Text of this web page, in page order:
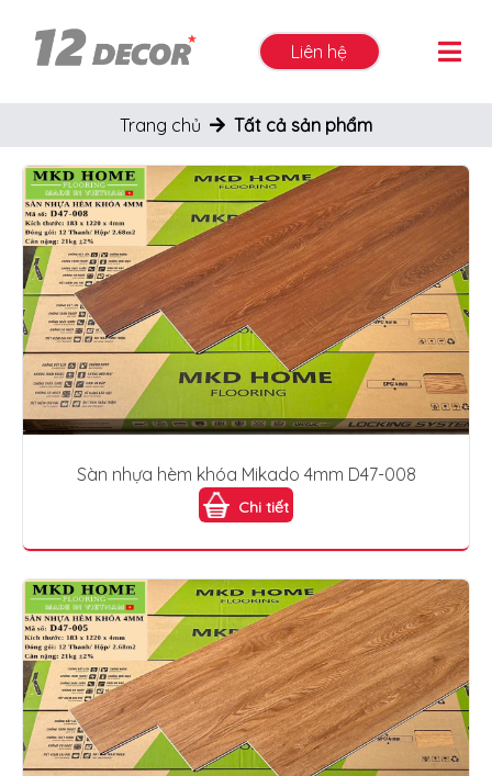
Liên hệ
Trang chủ Tất cả sản phẩm
Sàn nhựa hèm khóa Mikado 4mm D47-008
Chi tiết